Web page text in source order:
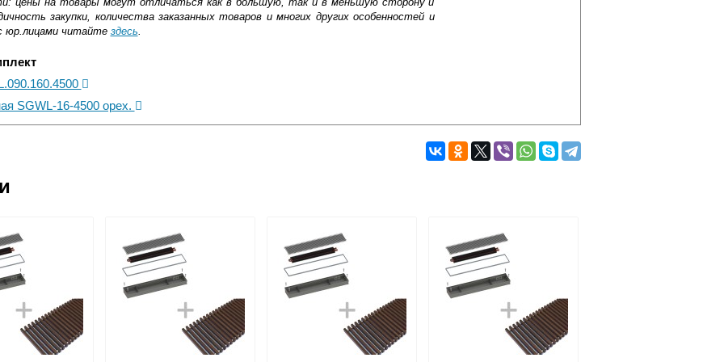
закупки, количества заказанных товаров и многих других особенностей и
юр.лицами читайте здесь
SGWL-16-4500 орех.
области
до подъезда
Web-money, Qiwi-кошельки и другие).
НДС)
Подробнее об оплате